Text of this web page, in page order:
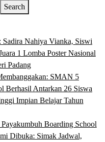
Search
Nahiya Vianka, Siswi
1 Lomba Poster Nasional
Padang
SMAN 5
Berhasil Antarkan 26 Siswa
Impian Belajar Tahun
Boarding School
Dibuka: Simak Jadwal,